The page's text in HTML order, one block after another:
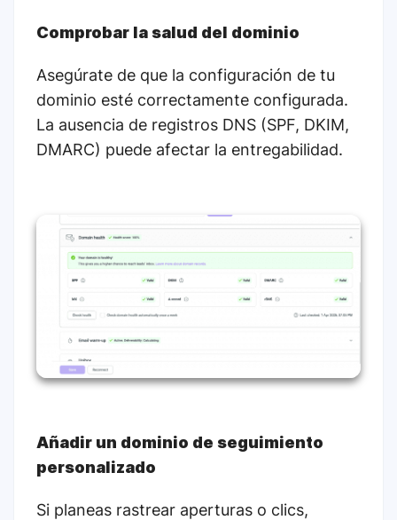
Comprobar la salud del dominio
Asegúrate de que la configuración de tu
dominio esté correctamente configurada.
La ausencia de registros DNS (SPF, DKIM,
DMARC) puede afectar la entregabilidad.
Añadir un dominio de seguimiento
personalizado
Si planeas rastrear aperturas o clics,